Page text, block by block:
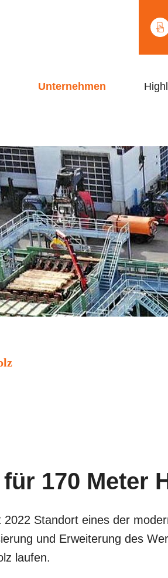
Unternehmen
170 Meter
Standort eines der
und Erweiterung des
laufen.